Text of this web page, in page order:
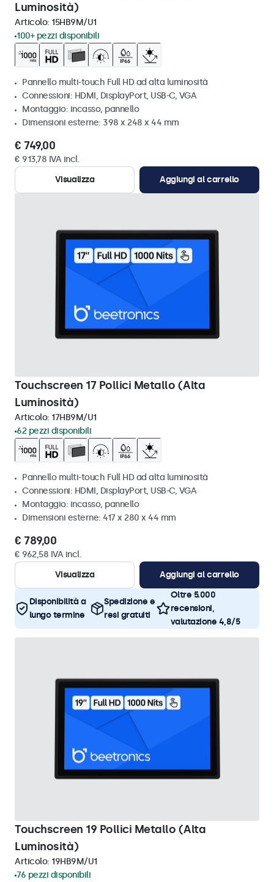
Luminosità)
Articolo: 15HB9M/U1
100+ pezzi disponibili
Pannello multi-touch Full HD ad alta luminosità
Connessioni: HDMI, DisplayPort, USB-C, VGA
Montaggio: incasso, pannello
Dimensioni esterne: 398 x 248 x 44 mm
€ 749,00
€ 913,78 IVA incl.
Visualizza
Aggiungi al carrello
Touchscreen 17 Pollici Metallo (Alta
Luminosità)
Articolo: 17HB9M/U1
62 pezzi disponibili
Pannello multi-touch Full HD ad alta luminosità
Connessioni: HDMI, DisplayPort, USB-C, VGA
Montaggio: incasso, pannello
Dimensioni esterne: 417 x 280 x 44 mm
€ 789,00
€ 962,58 IVA incl.
Visualizza
Aggiungi al carrello
Disponibilità a
lungo termine
Spedizione e
resi gratuiti
Oltre 5.000
recensioni,
valutazione 4,8/5
Touchscreen 19 Pollici Metallo (Alta
Luminosità)
Articolo: 19HB9M/U1
76 pezzi disponibili